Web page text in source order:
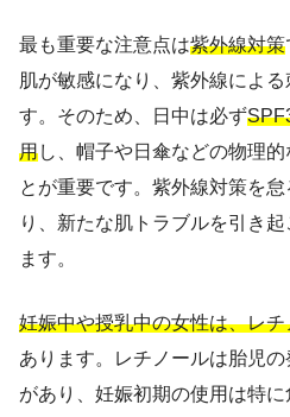
最も重要な注意点は紫外線対策
肌が敏感になり、紫外線によ
す。そのため、日中は必ず
用し、帽子や日傘などの物理
とが重要です。紫外線対策を
り、新たな肌トラブルを引き
ます。
妊娠中や授乳中の女性は、レ
あります。レチノールは胎児
があり、妊娠初期の使用は特